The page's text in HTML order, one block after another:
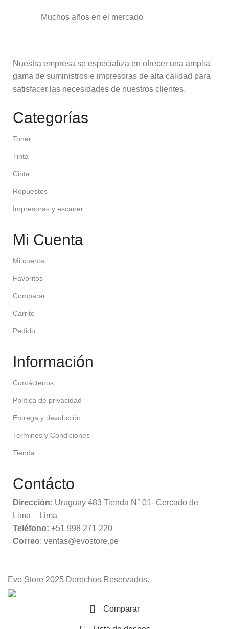
Muchos años en el mercado
Nuestra empresa se especializa en ofrecer una amplia
gama de suministros e impresoras de alta calidad para
satisfacer las necesidades de nuestros clientes.
Categorías
Toner
Tinta
Cinta
Repuestos
Impresoras y escaner
Mi Cuenta
Mi cuenta
Favoritos
Comparar
Carrito
Pedido
Información
Contáctenos
Política de privacidad
Entrega y devolución
Terminos y Condiciones
Tienda
Contácto
Dirección: Uruguay 483 Tienda N° 01- Cercado de
Lima – Lima
Teléfono: +51 998 271 220
Correo: ventas@evostore.pe
Evo Store 2025 Derechos Reservados.
Comparar